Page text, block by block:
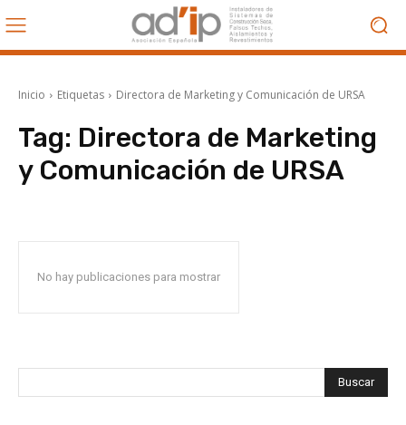
Inicio Etiquetas Directora de Marketing y Comunicación de URSA
Tag: Directora de Marketing
y Comunicación de URSA
No hay publicaciones para mostrar
Buscar